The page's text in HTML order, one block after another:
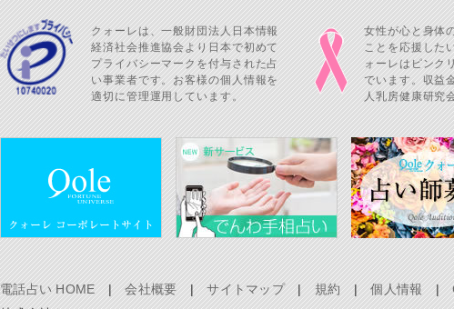
クォーレは、一般財団法人日本情報
経済社会推進協会より日本で初めて
プライバシーマークを付与された占
い事業者です。お客様の個人情報を
適切に管理運用しています。
女性が心と身体
ことを応援した
ォーレはピンク
でいます。収益
人乳房健康研究
電話占い HOME |会社概要 |サイトマップ| 規約 |個人情報 |